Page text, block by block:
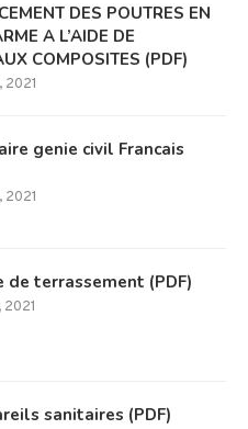
DES POUTRES EN
A L’AIDE DE
COMPOSITES (PDF)
genie civil Francais
de terrassement (PDF)
sanitaires (PDF)